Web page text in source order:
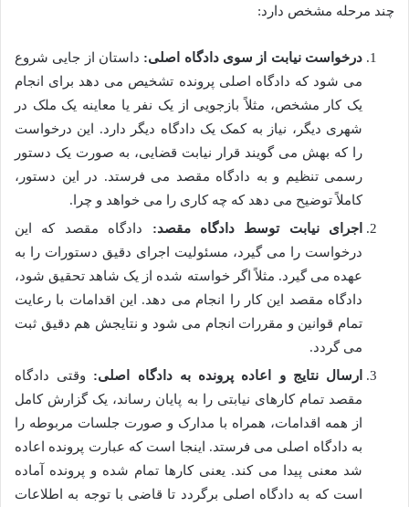
چند مرحله مشخص دارد:
درخواست نیابت از سوی دادگاه اصلی: داستان از جایی شروع
می شود که دادگاه اصلی پرونده تشخیص می دهد برای انجام
یک کار مشخص، مثلاً بازجویی از یک نفر یا معاینه یک ملک در
شهری دیگر، نیاز به کمک یک دادگاه دیگر دارد. این درخواست
را که بهش می گویند قرار نیابت قضایی، به صورت یک دستور
رسمی تنظیم و به دادگاه مقصد می فرستد. در این دستور،
کاملاً توضیح می دهد که چه کاری را می خواهد و چرا.
اجرای نیابت توسط دادگاه مقصد: دادگاه مقصد که این
درخواست را می گیرد، مسئولیت اجرای دقیق دستورات را به
عهده می گیرد. مثلاً اگر خواسته شده از یک شاهد تحقیق شود،
دادگاه مقصد این کار را انجام می دهد. این اقدامات با رعایت
تمام قوانین و مقررات انجام می شود و نتایجش هم دقیق ثبت
می گردد.
ارسال نتایج و اعاده پرونده به دادگاه اصلی: وقتی دادگاه
مقصد تمام کارهای نیابتی را به پایان رساند، یک گزارش کامل
از همه اقدامات، همراه با مدارک و صورت جلسات مربوطه را
به دادگاه اصلی می فرستد. اینجا است که عبارت پرونده اعاده
شد معنی پیدا می کند. یعنی کارها تمام شده و پرونده آماده
است که به دادگاه اصلی برگردد تا قاضی با توجه به اطلاعات